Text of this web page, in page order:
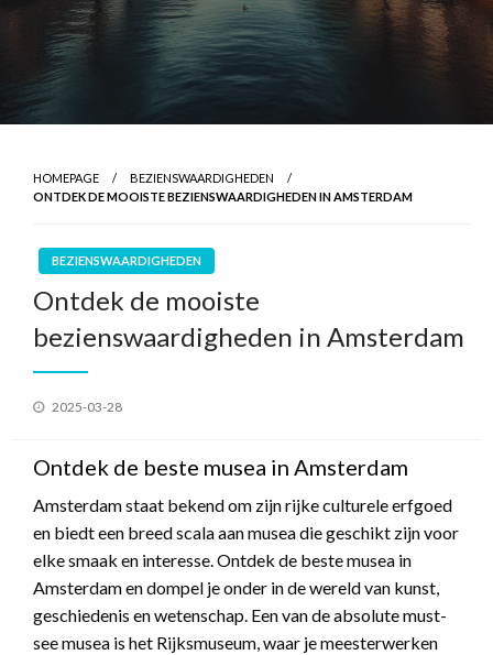
HOMEPAGE
BEZIENSWAARDIGHEDEN
ONTDEK DE MOOISTE BEZIENSWAARDIGHEDEN IN AMSTERDAM
BEZIENSWAARDIGHEDEN
Ontdek de mooiste
bezienswaardigheden in Amsterdam
Geplaatst
2025-03-28
Ontdek de beste musea in Amsterdam
Amsterdam staat bekend om zijn rijke culturele erfgoed
en biedt een breed scala aan musea die geschikt zijn voor
elke smaak en interesse. Ontdek de beste musea in
Amsterdam en dompel je onder in de wereld van kunst,
geschiedenis en wetenschap. Een van de absolute must-
see musea is het Rijksmuseum, waar je meesterwerken